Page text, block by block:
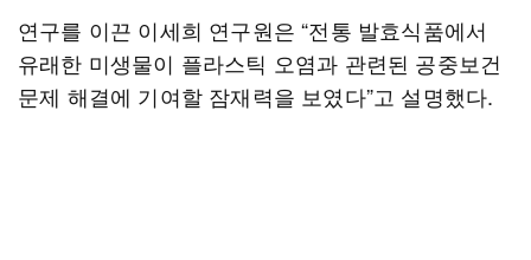
연구를 이끈 이세희 연구원은 “전통 발효식품에서
유래한 미생물이 플라스틱 오염과 관련된 공중보건
문제 해결에 기여할 잠재력을 보였다”고 설명했다.